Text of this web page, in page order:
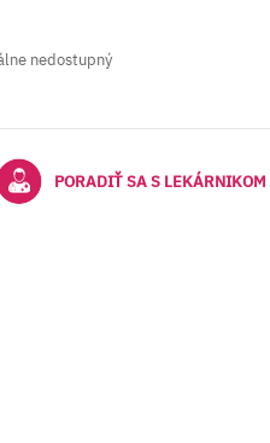
nedostupný
PORADIŤ SA S LEKÁRNIKOM